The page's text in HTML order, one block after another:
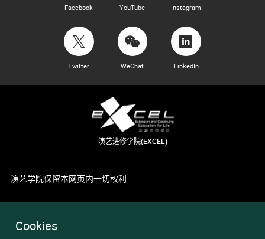
Cookies
Facebook YouTube Instagram
Twitter WeChat LinkedIn
演艺进修学院(EXCEL)
演艺学院保留本网页内一切权利